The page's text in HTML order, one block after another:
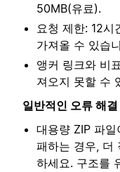
50MB(유료).
요청 제한: 12시
가져올 수 있습
앵커 링크와 비
져오지 못할 수
일반적인 오류 해
대용량 ZIP 파
패하는 경우, 더
하세요. 구조를